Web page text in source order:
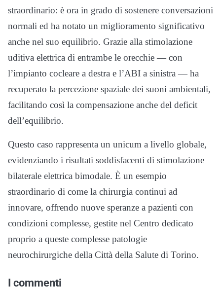
straordinario: è ora in grado di sostenere conversazioni
normali ed ha notato un miglioramento significativo
anche nel suo equilibrio. Grazie alla stimolazione
uditiva elettrica di entrambe le orecchie — con
l’impianto cocleare a destra e l’ABI a sinistra — ha
recuperato la percezione spaziale dei suoni ambientali,
facilitando così la compensazione anche del deficit
dell’equilibrio.
Questo caso rappresenta un unicum a livello globale,
evidenziando i risultati soddisfacenti di stimolazione
bilaterale elettrica bimodale. È un esempio
straordinario di come la chirurgia continui ad
innovare, offrendo nuove speranze a pazienti con
condizioni complesse, gestite nel Centro dedicato
proprio a queste complesse patologie
neurochirurgiche della Città della Salute di Torino.
I commenti